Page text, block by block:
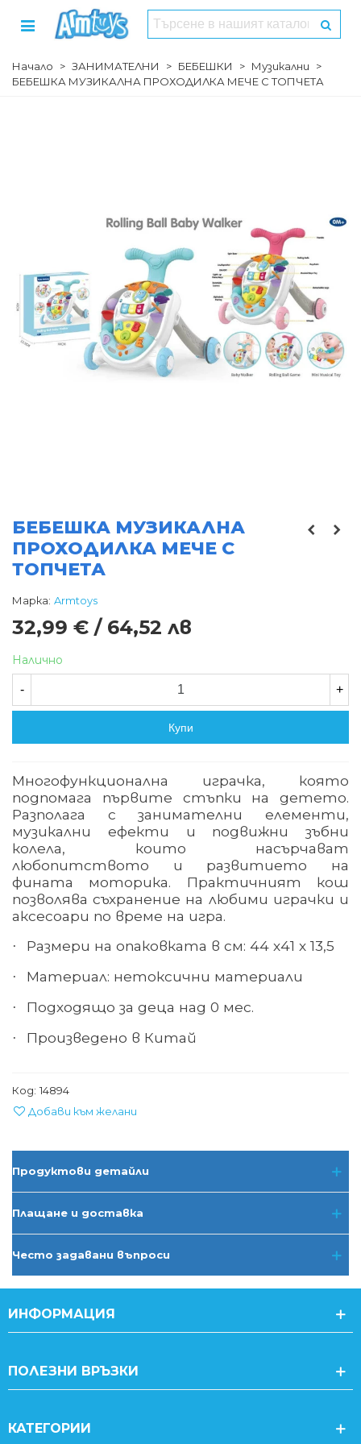
Начало > ЗАНИМАТЕЛНИ > БЕБЕШКИ > Музикални
>
БЕБЕШКА МУЗИКАЛНА ПРОХОДИЛКА МЕЧЕ С ТОПЧЕТА
БЕБЕШКА МУЗИКАЛНА
ПРОХОДИЛКА МЕЧЕ С
ТОПЧЕТА
Марка: Armtoys
32,99 € / 64,52 лв
Налично
- +
Купи
Многофункционална играчка, която
подпомага първите стъпки на детето.
Разполага с занимателни елементи,
музикални ефекти и подвижни зъбни
колела, които насърчават
любопитството и развитието на
фината моторика. Практичният кош
позволява съхранение на любими играчки и
аксесоари по време на игра.
· Размери на опаковката в см: 44 х41 х 13,5
· Материал: нетоксични материали
· Подходящо за деца над 0 мес.
· Произведено в Китай
Код: 14894
Добави към желани
Продуктови детайли
Плащане и доставка
Често задавани въпроси
ИНФОРМАЦИЯ
ПОЛЕЗНИ ВРЪЗКИ
КАТЕГОРИИ